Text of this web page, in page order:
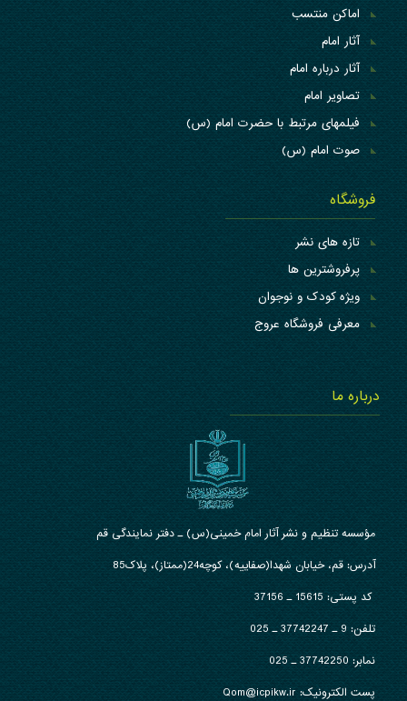
اماکن منتسب
آثار امام
آثار درباره امام
تصاویر امام
فیلمهای مرتبط با حضرت امام (س)
صوت امام (س)
فروشگاه
تازه های نشر
پرفروشترین ها
ویژه کودک و نوجوان
معرفی فروشگاه عروج
درباره ما
مؤسسه تنظیم و نشر آثار امام خمینی(س) ـ دفتر نمایندگی قم
آدرس: قم، خیابان شهدا(صفاییه)، کوچه24(ممتاز)، پلاک85
کد پستی: 15615 ـ 37156
تلفن:9 ـ 37742247 ـ 025
نمابر:
پست الکترونیک: Qom@icpikw.ir